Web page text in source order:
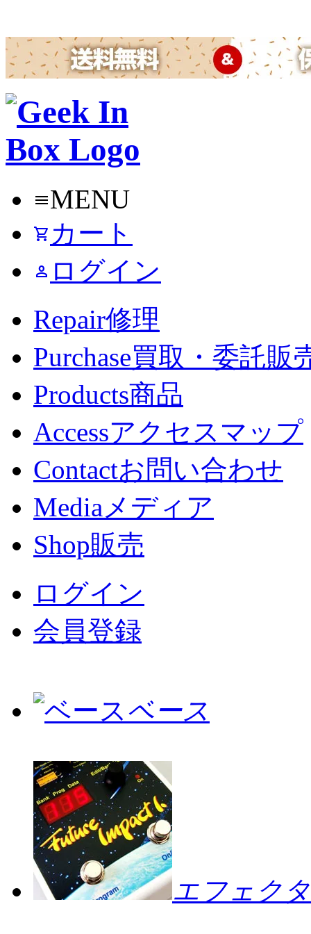
menuMENU
shopping_cart カート
person ログイン
Repair修理
Purchase買取・委託販
Products商品
Accessアクセスマップ
Contactお問い合わせ
Mediaメディア
Shop販売
ログイン
会員登録
ベース
エフェク